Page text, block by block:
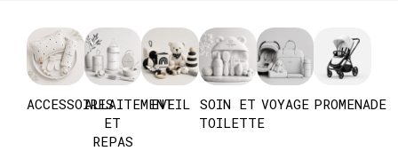
ACCESSOIRESALLAITEMENT
ET
REPAS
EVEIL SOIN ET
TOILETTE
VOYAGE PROMENADE